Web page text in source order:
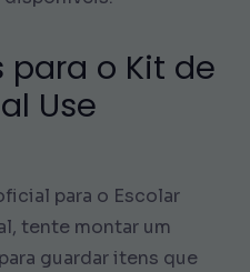
para o Kit de
Use
para o Escolar
tente montar um
guardar itens que